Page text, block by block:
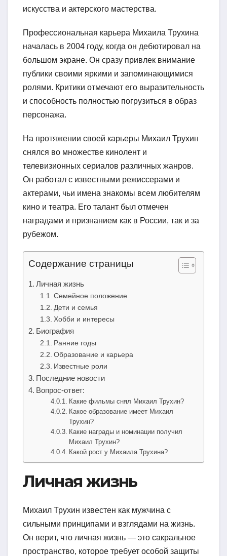
искусства и актерского мастерства.
Профессиональная карьера Михаила Трухина
началась в 2004 году, когда он дебютировал на
большом экране. Он сразу привлек внимание
публики своими яркими и запоминающимися
ролями. Критики отмечают его выразительность
и способность полностью погрузиться в образ
персонажа.
На протяжении своей карьеры Михаил Трухин
снялся во множестве кинолент и
телевизионных сериалов различных жанров.
Он работал с известными режиссерами и
актерами, чьи имена знакомы всем любителям
кино и театра. Его талант был отмечен
наградами и признанием как в России, так и за
рубежом.
Содержание страницы
Личная жизнь
Семейное положение
Дети и семья
Хобби и интересы
Биография
Ранние годы
Образование и карьера
Известные роли
Последние новости
Вопрос-ответ:
Какие фильмы снял Михаил Трухин?
Какое образование имеет Михаил
Трухин?
Какие награды и номинации получил
Михаил Трухин?
Какой рост у Михаила Трухина?
Личная жизнь
Михаил Трухин известен как мужчина с
сильными принципами и взглядами на жизнь.
Он верит, что личная жизнь — это сакральное
пространство, которое требует особой защиты